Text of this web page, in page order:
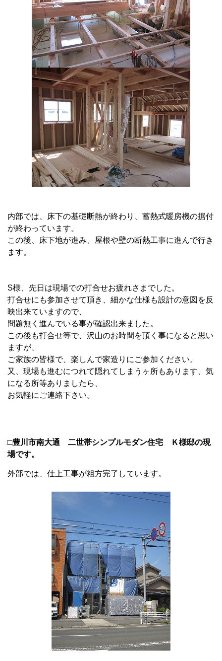
内部では、床下の基礎断熱が終わり、蓄熱式暖房機の据付
が終わっています。
この後、床下地が進み、屋根や壁の断熱工事に進んで行き
ます。
S様、先日は現場での打合せお疲れさまでした。
打合せにも参加させて頂き、細かな仕様も設計の意図を反
映出来ていますので、
問題無く進んでいる事が確認出来ました。
この後も打合せ等で、沢山のお時間を頂く事になると思い
ますが、
ご家族の皆様で、楽しんで家造りにご参加ください。
又、現場も進むにつれて隠れてしまうヶ所もあります、気
になる所等ありましたら、
お気軽にご連絡下さい。
□豊川市南大通 二世帯シンプルモダン住宅 Ｋ様邸の現
場です。
外部では、仕上工事が粗方完了しています。